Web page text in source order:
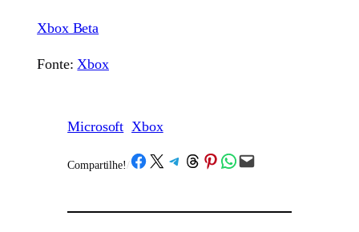
Xbox Beta
Fonte: Xbox
Microsoft Xbox
Compartilhe! /Share on Facebook
Share on X Share on Telegram
Share on Threads
Share on Pinterest
Share on WhatsApp
Email this Page